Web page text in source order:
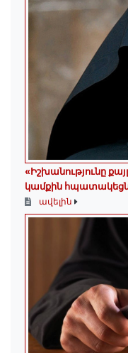
«Իշխանությունը
կամքին
ավելին